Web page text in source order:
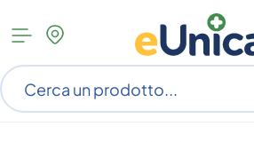
Apri
menu
categorie